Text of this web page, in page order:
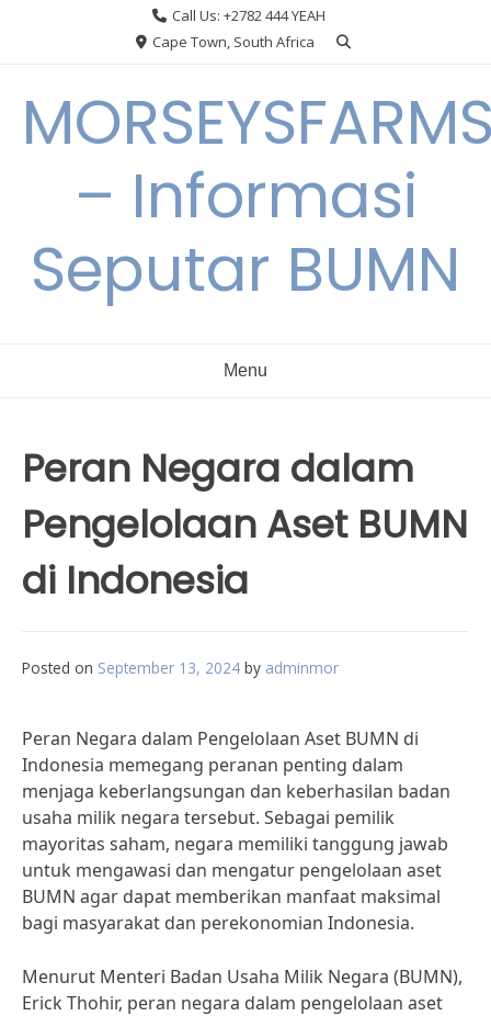
Call Us: +2782 444 YEAH
Cape Town, South Africa
– Informasi
Seputar BUMN
Menu
Peran Negara dalam
Pengelolaan Aset BUMN
di Indonesia
Posted on September 13, 2024 by adminmor
Peran Negara dalam Pengelolaan Aset BUMN di
Indonesia memegang peranan penting dalam
menjaga keberlangsungan dan keberhasilan badan
usaha milik negara tersebut. Sebagai pemilik
mayoritas saham, negara memiliki tanggung jawab
untuk mengawasi dan mengatur pengelolaan aset
BUMN agar dapat memberikan manfaat maksimal
bagi masyarakat dan perekonomian Indonesia.
Menurut Menteri Badan Usaha Milik Negara (BUMN),
Erick Thohir, peran negara dalam pengelolaan aset